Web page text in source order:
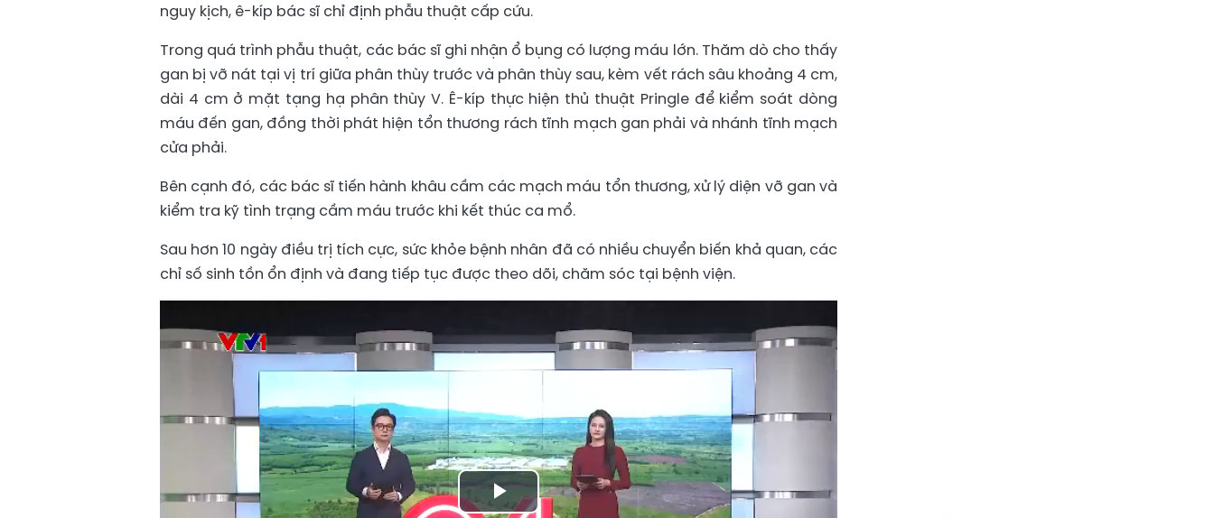
nguy kịch, ê-kíp bác sĩ chỉ định phẫu thuật cấp cứu.
Trong quá trình phẫu thuật, các bác sĩ ghi nhận ổ bụng có lượng máu lớn. Thăm dò cho thấy
gan bị vỡ nát tại vị trí giữa phân thùy trước và phân thùy sau, kèm vết rách sâu khoảng 4 cm,
dài 4 cm ở mặt tạng hạ phân thùy V. Ê-kíp thực hiện thủ thuật Pringle để kiểm soát dòng
máu đến gan, đồng thời phát hiện tổn thương rách tĩnh mạch gan phải và nhánh tĩnh mạch
cửa phải.
Bên cạnh đó, các bác sĩ tiến hành khâu cầm các mạch máu tổn thương, xử lý diện vỡ gan và
kiểm tra kỹ tình trạng cầm máu trước khi kết thúc ca mổ.
Sau hơn 10 ngày điều trị tích cực, sức khỏe bệnh nhân đã có nhiều chuyển biến khả quan, các
chỉ số sinh tồn ổn định và đang tiếp tục được theo dõi, chăm sóc tại bệnh viện.
Play